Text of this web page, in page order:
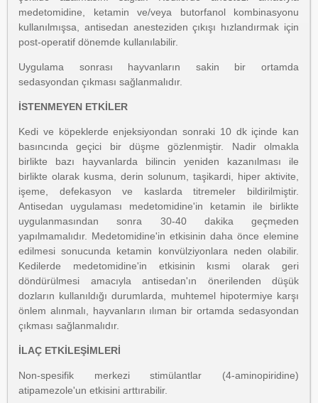
medetomidine, ketamin ve/veya butorfanol kombinasyonu
kullanılmışsa, antisedan anesteziden çıkışı hızlandırmak için
post-operatif dönemde kullanılabilir.
Uygulama sonrası hayvanların sakin bir ortamda
sedasyondan çıkması sağlanmalıdır.
İSTENMEYEN ETKİLER
Kedi ve köpeklerde enjeksiyondan sonraki 10 dk içinde kan
basıncında geçici bir düşme gözlenmiştir. Nadir olmakla
birlikte bazı hayvanlarda bilincin yeniden kazanılması ile
birlikte olarak kusma, derin solunum, taşikardi, hiper aktivite,
işeme, defekasyon ve kaslarda titremeler bildirilmiştir.
Antisedan uygulaması medetomidine'in ketamin ile birlikte
uygulanmasından sonra 30-40 dakika geçmeden
yapılmamalıdır. Medetomidine'in etkisinin daha önce elemine
edilmesi sonucunda ketamin konvülziyonlara neden olabilir.
Kedilerde medetomidine'in etkisinin kısmi olarak geri
döndürülmesi amacıyla antisedan'ın önerilenden düşük
dozların kullanıldığı durumlarda, muhtemel hipotermiye karşı
önlem alınmalı, hayvanların ılıman bir ortamda sedasyondan
çıkması sağlanmalıdır.
İLAÇ ETKİLEŞİMLERİ
Non-spesifik merkezi stimülantlar (4-aminopiridine)
atipamezole'un etkisini arttırabilir.